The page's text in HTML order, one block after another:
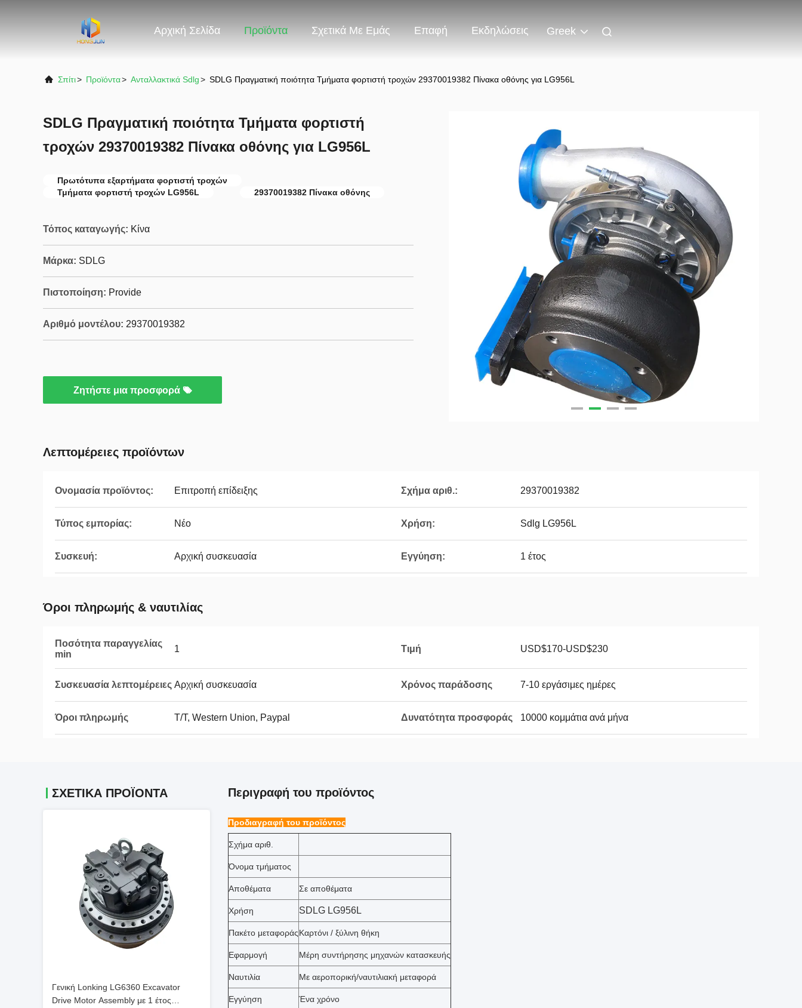
Αρχική Σελίδα Προϊόντα Σχετικά Με Εμάς Επαφή Εκδηλώσεις Greek
Σπίτι> Προϊόντα> Ανταλλακτικά Sdlg> SDLG Πραγματική ποιότητα Τμήματα φορτιστή τροχών 29370019382 Πίνακα οθόνης για LG956L
SDLG Πραγματική ποιότητα Τμήματα φορτιστή
τροχών 29370019382 Πίνακα οθόνης για LG956L
Πρωτότυπα εξαρτήματα φορτιστή τροχών
Τμήματα φορτιστή τροχών LG956L
29370019382 Πίνακα οθόνης
Τόπος καταγωγής: Κίνα
Μάρκα: SDLG
Πιστοποίηση: Provide
Αριθμό μοντέλου: 29370019382
Ζητήστε μια προσφορά
Λεπτομέρειες προϊόντων
Ονομασία προϊόντος: Επιτροπή επίδειξης Σχήμα αριθ.: 29370019382
Τύπος εμπορίας: Νέο Χρήση: Sdlg LG956L
Συσκευή: Αρχική συσκευασία Εγγύηση: 1 έτος
Όροι πληρωμής & ναυτιλίας
Ποσότητα παραγγελίας
min
1 Τιμή USD$170-USD$230
Συσκευασία λεπτομέρειες Αρχική συσκευασία Χρόνος παράδοσης 7-10 εργάσιμες ημέρες
Όροι πληρωμής T/T, Western Union, Paypal Δυνατότητα προσφοράς 10000 κομμάτια ανά μήνα
ΣΧΕΤΙΚΑ ΠΡΟΪΟΝΤΑ
Γενική Lonking LG6360 Excavator
Drive Motor Assembly με 1 έτος
Περιγραφή του προϊόντος
Προδιαγραφή του προϊόντος
Σχήμα αριθ.
Όνομα τμήματος
Αποθέματα Σε αποθέματα
Χρήση SDLG LG956L
Πακέτο μεταφοράςΚαρτόνι / ξύλινη θήκη
Εφαρμογή Μέρη συντήρησης μηχανών κατασκευής
Ναυτιλία Με αεροπορική/ναυτιλιακή μεταφορά
Εγγύηση Ένα χρόνο